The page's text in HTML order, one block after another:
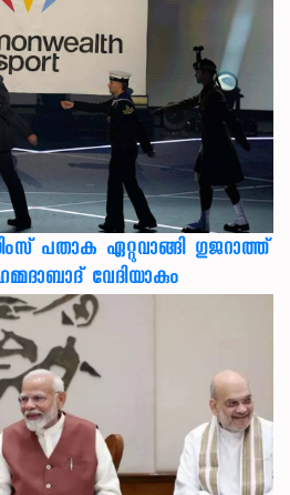
പതാക ഏറ്റുവാങ്ങി ഗുജറാത്ത്
വേദിയാകും